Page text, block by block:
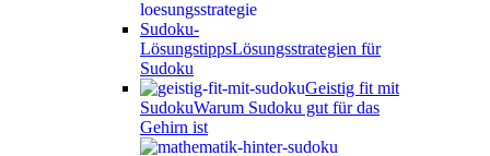
Sudoku-
LösungstippsLösungsstrategien für
Sudoku
Geistig fit mit
SudokuWarum Sudoku gut für das
Gehirn ist